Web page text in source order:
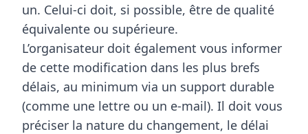
un. Celui-ci doit, si possible, être de qualité
équivalente ou supérieure.
L’organisateur doit également vous informer
de cette modification dans les plus brefs
délais, au minimum via un support durable
(comme une lettre ou un e-mail). Il doit vous
préciser la nature du changement, le délai